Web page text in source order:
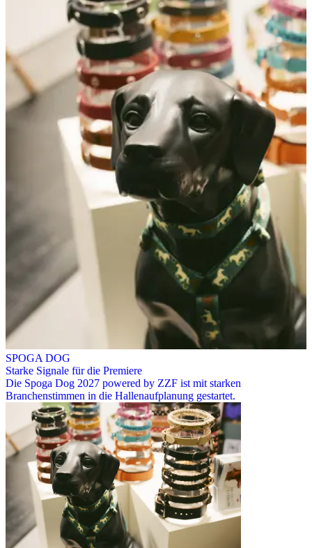
SPOGA DOG
Starke Signale für die Premiere
Die Spoga Dog 2027 powered by ZZF ist mit starken
Branchenstimmen in die Hallenaufplanung gestartet.